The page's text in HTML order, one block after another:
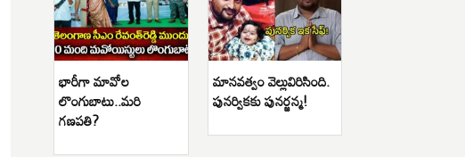
భారీగా మావోల
లొంగుబాటు..మరి
గణపతి?
మానవత్వం వెల్లువిరిసింది.
పునర్వికకు పునర్జన్మ!